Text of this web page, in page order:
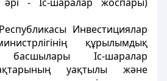
Инвестициялар
құрылымдық
басшылары Іс-шаралар
уақтылы және